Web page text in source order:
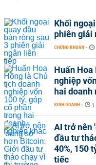
Khối
phiên giải
CHỨNG KHOÁN -
Huấn Hoa
nghiệp
hai doanh
KINH DOANH -
AI trở nên
đầu tư
40%, 150
tiếc